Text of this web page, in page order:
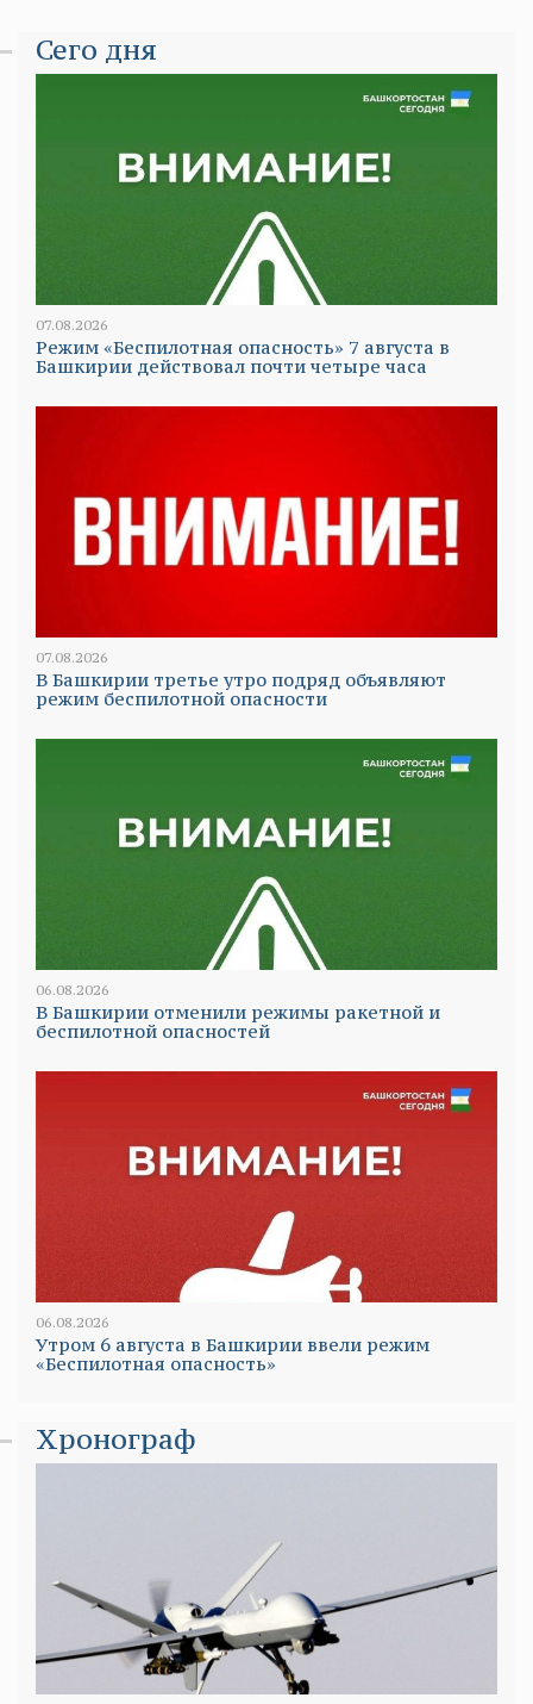
Сего дня
07.08.2026
Режим «Беспилотная опасность» 7 августа в
Башкирии действовал почти четыре часа
07.08.2026
В Башкирии третье утро подряд объявляют
режим беспилотной опасности
06.08.2026
В Башкирии отменили режимы ракетной и
беспилотной опасностей
06.08.2026
Утром 6 августа в Башкирии ввели режим
«Беспилотная опасность»
Хронограф